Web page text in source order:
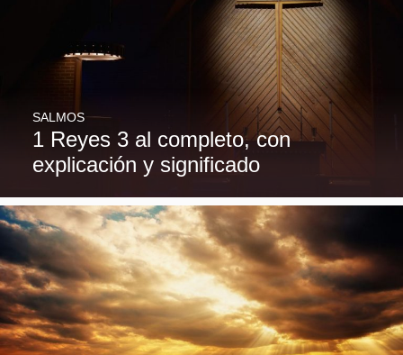
1 Reyes 3 al completo, con
explicación y significado
SALMOS